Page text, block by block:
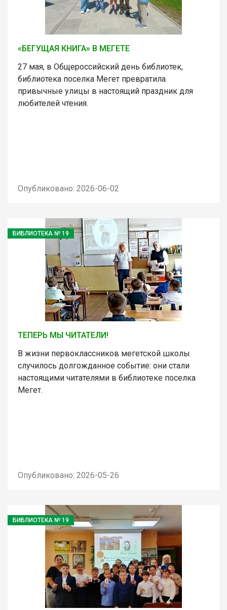
«БЕГУЩАЯ КНИГА» В МЕГЕТЕ
27 мая, в Общероссийский день библиотек,
библиотека поселка Мегет превратила
привычные улицы в настоящий праздник для
любителей чтения.
Опубликовано: 2026-06-02
БИБЛИОТЕКА № 19
ТЕПЕРЬ МЫ ЧИТАТЕЛИ!
В жизни первоклассников мегетской школы
случилось долгожданное событие: они стали
настоящими читателями в библиотеке поселка
Мегет.
Опубликовано: 2026-05-26
БИБЛИОТЕКА № 19